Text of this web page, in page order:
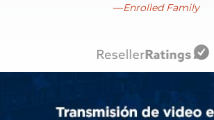
Enrolled Family